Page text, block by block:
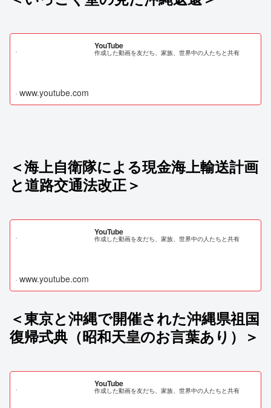
YouTube
作成した動画を友だち、家族、世界中の人たちと共有
www.youtube.com
＜海上自衛隊による現金海上輸送計画
と道路交通法改正＞
YouTube
作成した動画を友だち、家族、世界中の人たちと共有
www.youtube.com
＜東京と沖縄で開催された沖縄県祖国
復帰式典（昭和天皇のお言葉あり）＞
YouTube
作成した動画を友だち、家族、世界中の人たちと共有